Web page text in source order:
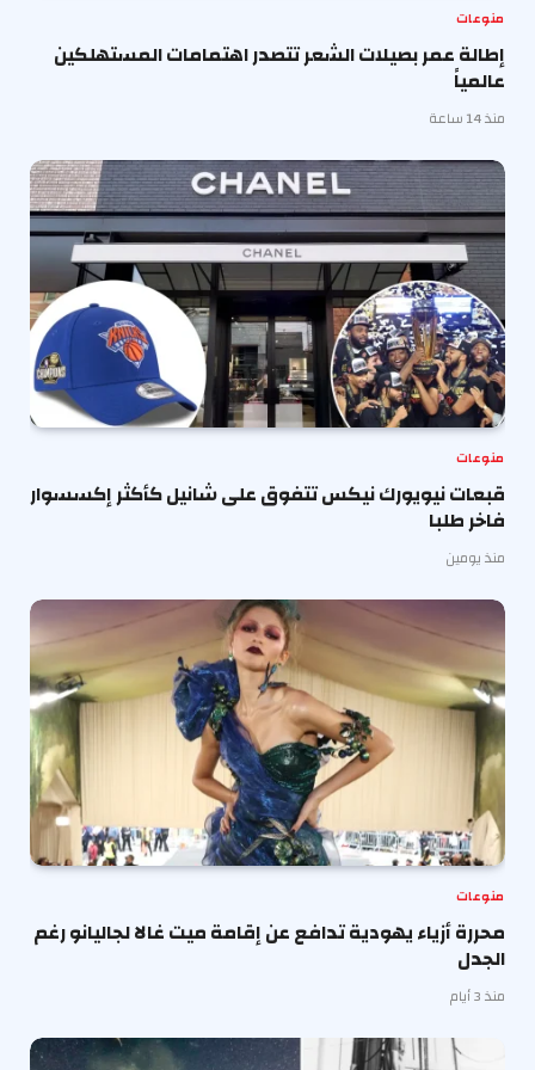
منوعات
إطالة عمر بصيلات الشعر تتصدر اهتمامات المستهلكين
عالمياً
منذ 14 ساعة
منوعات
قبعات نيويورك نيكس تتفوق على شانيل كأكثر إكسسوار
فاخر طلبا
منذ يومين
منوعات
محررة أزياء يهودية تدافع عن إقامة ميت غالا لجاليانو رغم
الجدل
منذ 3 أيام